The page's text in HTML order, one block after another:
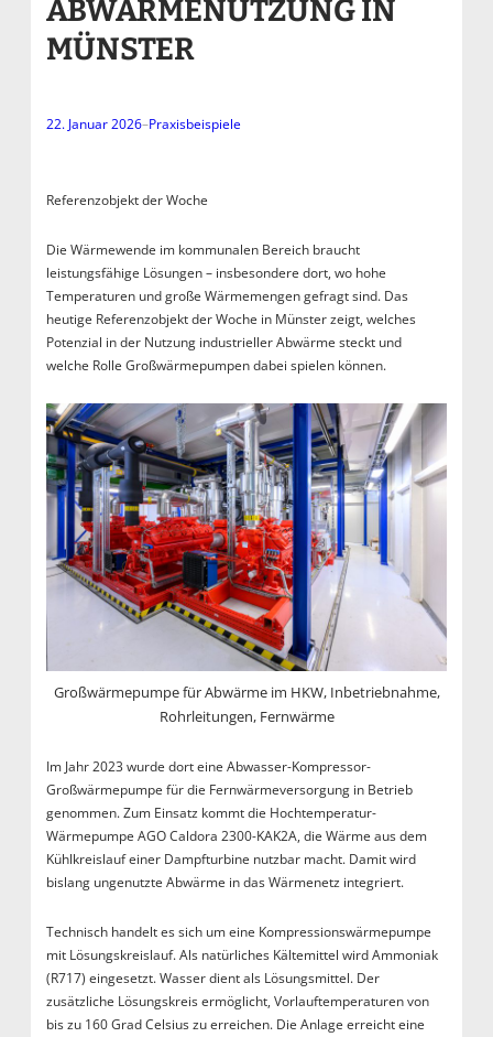
BWÄRMENUTZUNG IN M
ÜNSTER
22. Januar 2026–Praxisbeispiele
Referenzobjekt der Woche
Die Wärmewende im kommunalen Bereich braucht
leistungsfähige Lösungen – insbesondere dort, wo hohe
Temperaturen und große Wärmemengen gefragt sind. Das
heutige Referenzobjekt der Woche in Münster zeigt, welches
Potenzial in der Nutzung industrieller Abwärme steckt und
welche Rolle Großwärmepumpen dabei spielen können.
Großwärmepumpe für Abwärme im HKW, Inbetriebnahme,
Rohrleitungen, Fernwärme
Im Jahr 2023 wurde dort eine Abwasser-Kompressor-
Großwärmepumpe für die Fernwärmeversorgung in Betrieb
genommen. Zum Einsatz kommt die Hochtemperatur-
Wärmepumpe AGO Caldora 2300-KAK2A, die Wärme aus dem
Kühlkreislauf einer Dampfturbine nutzbar macht. Damit wird
bislang ungenutzte Abwärme in das Wärmenetz integriert.
Technisch handelt es sich um eine Kompressionswärmepumpe
mit Lösungskreislauf. Als natürliches Kältemittel wird Ammoniak
(R717) eingesetzt. Wasser dient als Lösungsmittel. Der
zusätzliche Lösungskreis ermöglicht, Vorlauftemperaturen von
bis zu 160 Grad Celsius zu erreichen. Die Anlage erreicht eine